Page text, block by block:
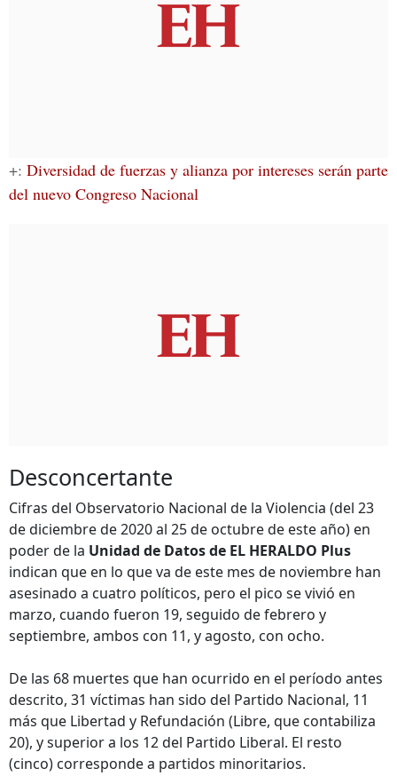
+: Diversidad de fuerzas y alianza por intereses serán parte
del nuevo Congreso Nacional
Desconcertante
Cifras del Observatorio Nacional de la Violencia (del 23
de diciembre de 2020 al 25 de octubre de este año) en
poder de la Unidad de Datos de EL HERALDO Plus
indican que en lo que va de este mes de noviembre han
asesinado a cuatro políticos, pero el pico se vivió en
marzo, cuando fueron 19, seguido de febrero y
septiembre, ambos con 11, y agosto, con ocho.
De las 68 muertes que han ocurrido en el período antes
descrito, 31 víctimas han sido del Partido Nacional, 11
más que Libertad y Refundación (Libre, que contabiliza
20), y superior a los 12 del Partido Liberal. El resto
(cinco) corresponde a partidos minoritarios.